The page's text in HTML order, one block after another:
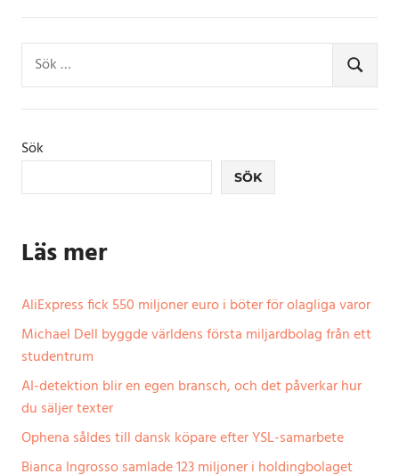
Sök
SÖK
Sök
SÖK
Läs mer
AliExpress fick 550 miljoner euro i böter för olagliga varor
Michael Dell byggde världens första miljardbolag från ett
studentrum
AI-detektion blir en egen bransch, och det påverkar hur
du säljer texter
Ophena såldes till dansk köpare efter YSL-samarbete
Bianca Ingrosso samlade 123 miljoner i holdingbolaget